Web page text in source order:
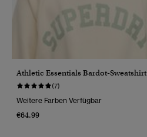
Athletic Essentials Bardot-Sweatshirt
(7)
Weitere Farben Verfügbar
€64.99